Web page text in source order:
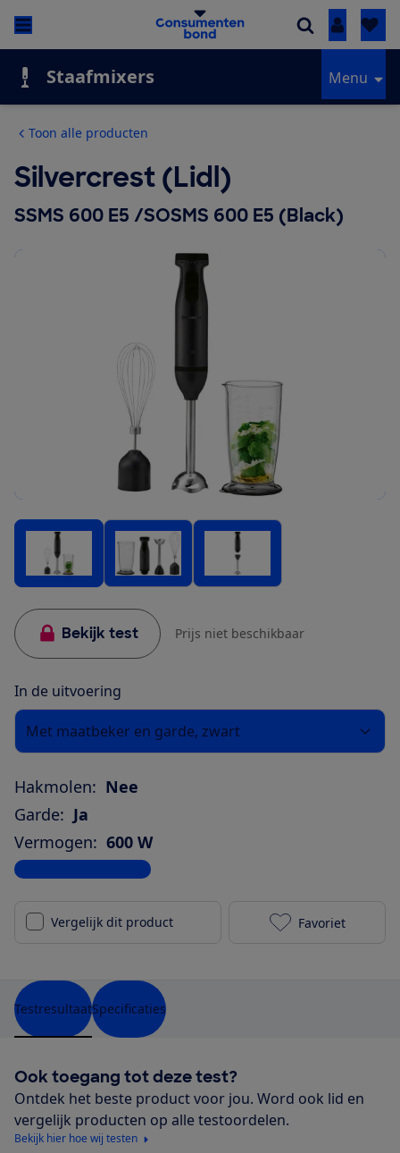
Inloggen
Staafmixers Menu
Toon alle producten
Silvercrest (Lidl)
SSMS 600 E5 /SOSMS 600 E5 (Black)
Bekijk test Prijs niet beschikbaar
In de uitvoering
Met maatbeker en garde, zwart
Hakmolen: Nee
Garde: Ja
Vermogen: 600 W
Bekijk alle specificaties
Vergelijk dit product Silvercrest
Favoriet
TestresultaatSpecificaties
Ook toegang tot deze test?
Ontdek het beste product voor jou. Word ook lid en
vergelijk producten op alle testoordelen.
Bekijk hier hoe wij testen